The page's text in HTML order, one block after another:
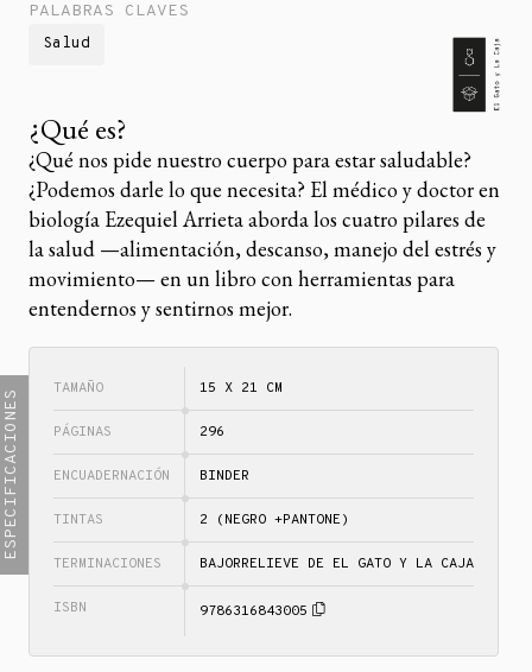
PALABRAS CLAVES
Salud
¿Qué es?
¿Qué nos pide nuestro cuerpo para estar saludable?
¿Podemos darle lo que necesita? El médico y doctor en
biología Ezequiel Arrieta aborda los cuatro pilares de
la salud —alimentación, descanso, manejo del estrés y
movimiento— en un libro con herramientas para
entendernos y sentirnos mejor.
ESPECIFICACIONES
TAMAÑO 15 X 21 CM
PÁGINAS 296
ENCUADERNACIÓN BINDER
TINTAS 2 (NEGRO +PANTONE)
TERMINACIONES BAJORRELIEVE DE EL GATO Y LA CAJA
ISBN 9786316843005